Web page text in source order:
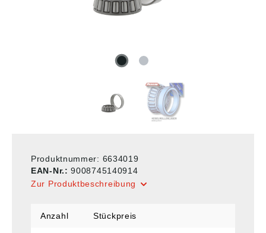
Produktnummer: 6634019
EAN-Nr.:9008745140914
Zur Produktbeschreibung
Anzahl Stückpreis